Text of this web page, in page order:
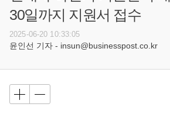
30일까지 지원서 접수
2025-06-20 10:33:05
윤인선 기자 - insun@businesspost.co.kr